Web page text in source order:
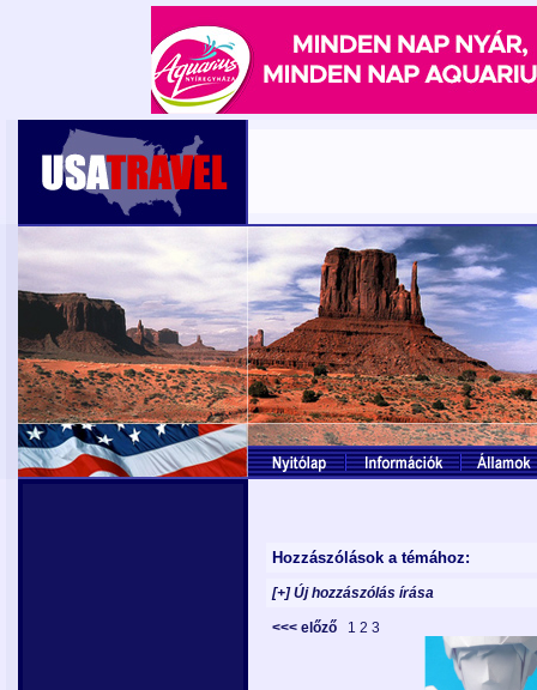
Hozzászólások a témához:
[+] Új hozzászólás írása
<<< előző 1 2 3